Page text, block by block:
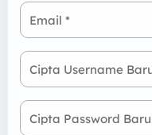
Email *
Cipta Username
Cipta Password